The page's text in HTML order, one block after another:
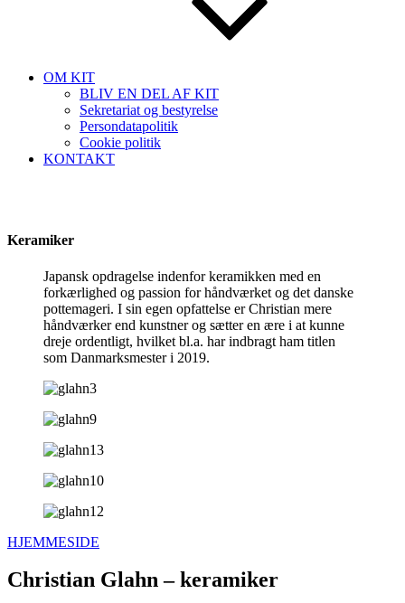
OM KIT
BLIV EN DEL AF KIT
Sekretariat og bestyrelse
Persondatapolitik
Cookie politik
KONTAKT
Keramiker
Japansk opdragelse indenfor keramikken med en
forkærlighed og passion for håndværket og det danske
pottemageri. I sin egen opfattelse er Christian mere
håndværker end kunstner og sætter en ære i at kunne
dreje ordentligt, hvilket bl.a. har indbragt ham titlen
som Danmarksmester i 2019.
HJEMMESIDE
Christian Glahn – keramiker